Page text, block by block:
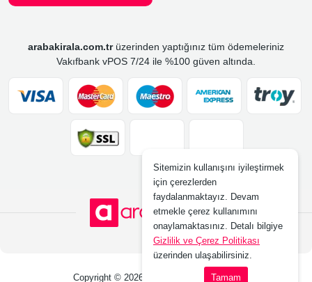
arabakirala.com.trüzerinden yaptığınız tüm ödemeleriniz
Vakıfbank vPOS 7/24 ile %100 güven altında.
Sitemizin kullanışını iyileştirmek
için çerezlerden
faydalanmaktayız. Devam
etmekle çerez kullanımını
onaylamaktasınız. Detalı bilgiye
Gizlilik ve Çerez Politikası
üzerinden ulaşabilirsiniz.
Tamam
Copyright © 2026 www.arabakirala.com.tr